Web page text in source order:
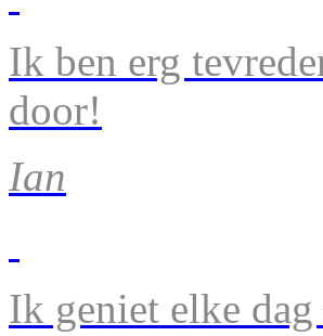
Ik ben erg
door!
Ian
Ik geniet elke